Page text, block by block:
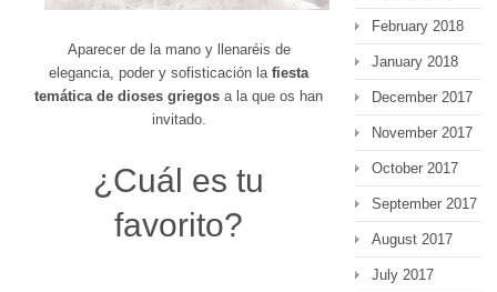
Aparecer de la mano y llenaréis de
elegancia, poder y sofisticación la fiesta
temática de dioses griegos a la que os han
invitado.
¿Cuál es tu
favorito?
February 2018
January 2018
December 2017
November 2017
October 2017
September 2017
August 2017
July 2017